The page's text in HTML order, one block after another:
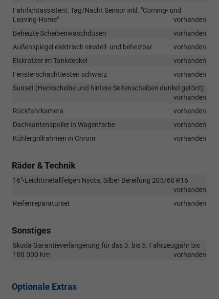
Fahrlichtassistent: Tag/Nacht Sensor inkl. "Coming- und
Leaving-Home"
vorhanden
Beheizte Scheibenwaschdüsen
vorhanden
Außenspiegel elektrisch einstell- und beheizbar
vorhanden
Eiskratzer im Tankdeckel
vorhanden
Fensterschachtleisten schwarz
vorhanden
Sunset (Heckscheibe und hintere Seitenscheiben dunkel getönt)
vorhanden
Rückfahrkamera
vorhanden
Dachkantenspoiler in Wagenfarbe
vorhanden
Kühlergrillrahmen in Chrom
vorhanden
Räder & Technik
16"-Leichtmetallfelgen Nyota, Silber Bereifung 205/60 R16
vorhanden
Reifenreparaturset
vorhanden
Sonstiges
Skoda Garantieverlängerung für das 3. bis 5. Fahrzeugjahr bis
100.000 Km
vorhanden
Optionale Extras